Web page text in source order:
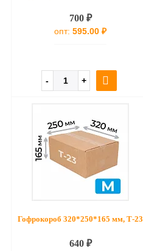
700 ₽
опт: 595.00 ₽
Гофрокороб 320*250*165 мм, Т-23
640 ₽